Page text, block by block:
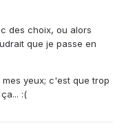
des choix, ou alors
que je passe en
yeux; c'est que trop
:(